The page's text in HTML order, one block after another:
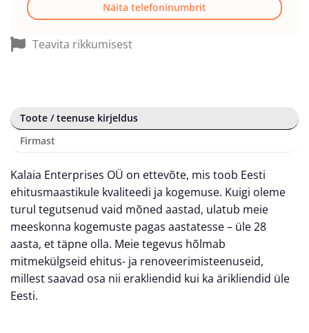
Näita telefoninumbrit
Teavita rikkumisest
Toote / teenuse kirjeldus
Firmast
Kalaia Enterprises OÜ on ettevõte, mis toob Eesti
ehitusmaastikule kvaliteedi ja kogemuse. Kuigi oleme
turul tegutsenud vaid mõned aastad, ulatub meie
meeskonna kogemuste pagas aastatesse – üle 28
aasta, et täpne olla. Meie tegevus hõlmab
mitmekülgseid ehitus- ja renoveerimisteenuseid,
millest saavad osa nii erakliendid kui ka ärikliendid üle
Eesti.